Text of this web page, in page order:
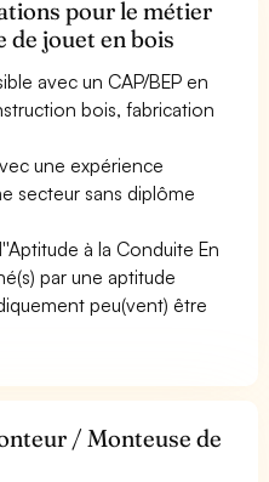
pour le métier
jouet en bois
avec un CAP/BEP en
bois, fabrication
une expérience
secteur sans diplôme
à la Conduite En
par une aptitude
peu(vent) être
/ Monteuse de